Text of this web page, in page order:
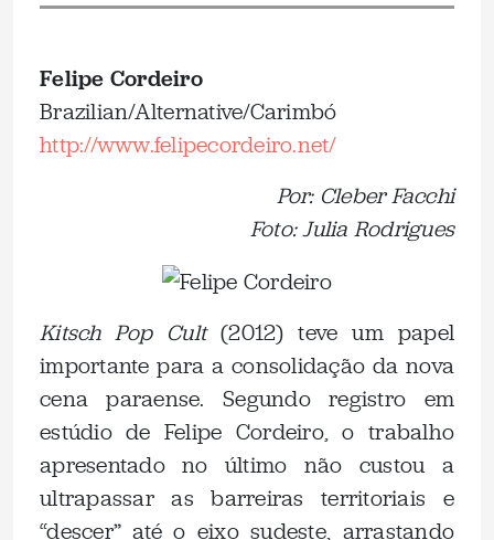
Felipe Cordeiro
Brazilian/Alternative/Carimbó
http://www.felipecordeiro.net/
Por: Cleber Facchi
Foto: Julia Rodrigues
Kitsch Pop Cult(2012) teve um papel
importante para a consolidação da nova
cena paraense. Segundo registro em
estúdio de Felipe Cordeiro, o trabalho
apresentado no último não custou a
ultrapassar as barreiras territoriais e
“descer” até o eixo sudeste, arrastando